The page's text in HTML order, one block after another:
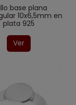
base plana
10x6,5mm en
plata 925
Ver